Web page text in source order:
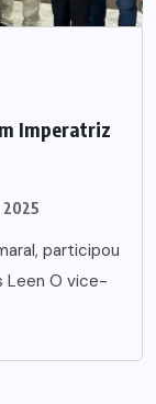
Imperatriz
2025
participou
Leen O vice-